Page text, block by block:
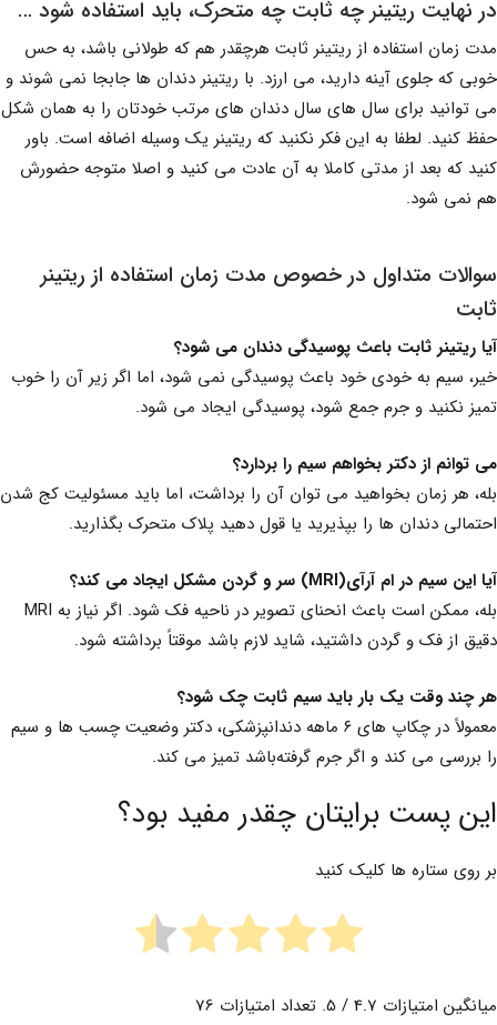
در نهایت ریتینر چه ثابت چه متحرک، باید استفاده شود …
مدت زمان استفاده از ریتینر ثابت هرچقدر هم که طولانی باشد، به حس
خوبی که جلوی آینه دارید، می ارزد. با ریتینر دندان ها جابجا نمی شوند و
می توانید برای سال های سال دندان های مرتب خودتان را به همان شکل
حفظ کنید. لطفا به این فکر نکنید که ریتینر یک وسیله اضافه است. باور
کنید که بعد از مدتی کاملا به آن عادت می کنید و اصلا متوجه حضورش
هم نمی شود.
سوالات متداول در خصوص مدت زمان استفاده از ریتینر
ثابت
آیا ریتینر ثابت باعث پوسیدگی دندان می شود؟
خیر، سیم به خودی خود باعث پوسیدگی نمی شود، اما اگر زیر آن را خوب
تمیز نکنید و جرم جمع شود، پوسیدگی ایجاد می شود.
می توانم از دکتر بخواهم سیم را بردارد؟
بله، هر زمان بخواهید می توان آن را برداشت، اما باید مسئولیت کج شدن
احتمالی دندان ها را بپذیرید یا قول دهید پلاک متحرک بگذارید.
آیا این سیم در ام آرآی(MRI) سر و گردن مشکل ایجاد می کند؟
بله، ممکن است باعث انحنای تصویر در ناحیه فک شود. اگر نیاز به MRI
دقیق از فک و گردن داشتید، شاید لازم باشد موقتاً برداشته شود.
هر چند وقت یک بار باید سیم ثابت چک شود؟
معمولاً در چکاپ های ۶ ماهه دندانپزشکی، دکتر وضعیت چسب ها و سیم
را بررسی می کند و اگر جرم گرفته‌باشد تمیز می کند.
این پست برایتان چقدر مفید بود؟
بر روی ستاره ها کلیک کنید
میانگین امتیازات 4.7 / 5. تعداد امتیازات 76